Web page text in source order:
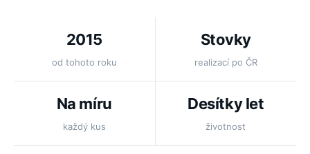
2015
od tohoto roku
Stovky
realizací po ČR
Na míru
každý kus
Desítky let
životnost